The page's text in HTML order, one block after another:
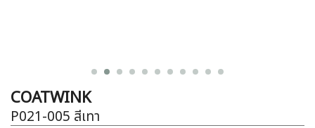
COATWINK
P021-005 สีเทา